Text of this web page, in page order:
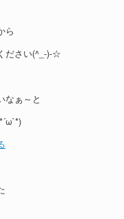
ら
ださい(^_-)-☆
なぁ～と